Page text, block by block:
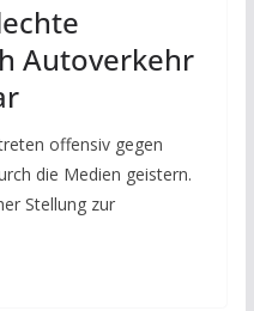
Autoverkehr
offensiv gegen
die Medien geistern.
Stellung zur